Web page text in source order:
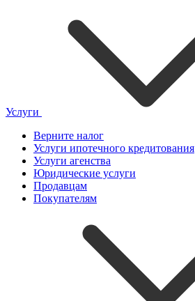
Услуги
Верните налог
Услуги ипотечного кредитования
Услуги агенства
Юридические услуги
Продавцам
Покупателям